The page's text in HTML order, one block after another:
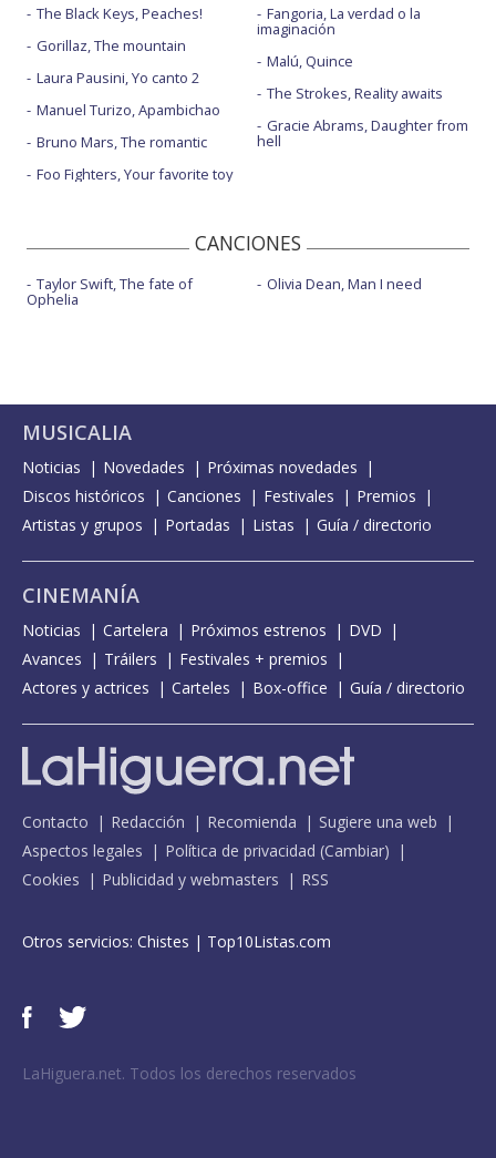
The Black Keys, Peaches!
Gorillaz, The mountain
Laura Pausini, Yo canto 2
Manuel Turizo, Apambichao
Bruno Mars, The romantic
Foo Fighters, Your favorite toy
Fangoria, La verdad o la
imaginación
Malú, Quince
The Strokes, Reality awaits
Gracie Abrams, Daughter from
hell
CANCIONES
Taylor Swift, The fate of
Ophelia
Olivia Dean, Man I need
MUSICALIA
Noticias Novedades
Próximas novedades
Discos históricos
Canciones Festivales
Premios
Artistas y grupos
Portadas Listas Guía / directorio
CINEMANÍA
Noticias Cartelera Próximos estrenos
DVD
Avances
Tráilers
Festivales + premios
Actores y actrices
Carteles Box-office Guía / directorio
Contacto Redacción Recomienda
Sugiere una web
Aspectos legales
Política de privacidad (Cambiar)
Cookies
Publicidad y webmasters RSS
Otros servicios: Chistes | Top10Listas.com
LaHiguera.net. Todos los derechos reservados